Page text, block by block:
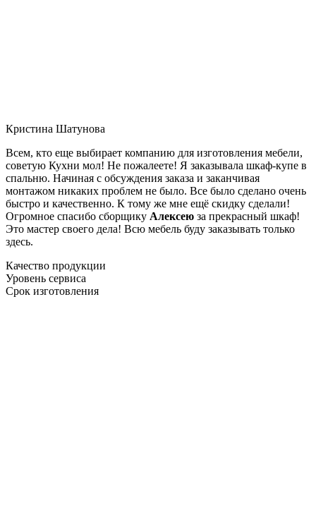
Кристина Шатунова
Всем, кто еще выбирает компанию для изготовления мебели,
советую Кухни мол! Не пожалеете! Я заказывала шкаф-купе в
спальню. Начиная с обсуждения заказа и заканчивая
монтажом никаких проблем не было. Все было сделано очень
быстро и качественно. К тому же мне ещё скидку сделали!
Огромное спасибо сборщику Алексею за прекрасный шкаф!
Это мастер своего дела! Всю мебель буду заказывать только
здесь.
Качество продукции
Уровень сервиса
Срок изготовления